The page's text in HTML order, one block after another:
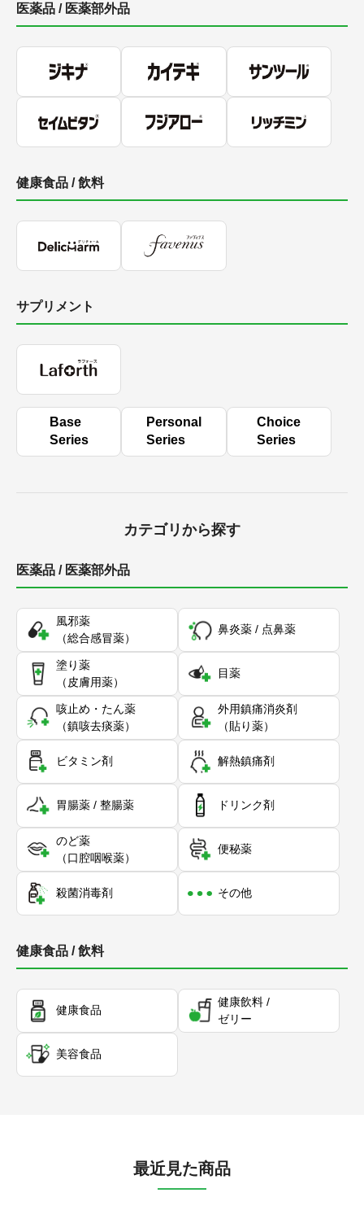
医薬品 / 医薬部外品
健康食品 / 飲料
サプリメント
Base
Series
Personal
Series
Choice
Series
カテゴリから探す
医薬品 / 医薬部外品
風邪薬
（総合感冒薬）
鼻炎薬 / 点鼻薬
塗り薬
（皮膚用薬）
目薬
咳止め・たん薬
（鎮咳去痰薬）
外用鎮痛消炎剤
（貼り薬）
ビタミン剤 解熱鎮痛剤
胃腸薬 / 整腸薬 ドリンク剤
のど薬
（口腔咽喉薬）
便秘薬
殺菌消毒剤 その他
健康食品 / 飲料
健康食品
健康飲料 /
ゼリー
美容食品
最近見た商品